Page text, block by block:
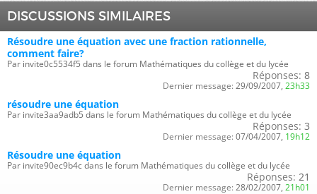
DISCUSSIONS SIMILAIRES
Résoudre une équation avec une fraction rationnelle,
comment faire?
Par invite0c5534f5 dans le forum Mathématiques du collège et du lycée
Réponses: 8
Dernier message: 29/09/2007, 23h33
résoudre une équation
Par invite3aa9adb5 dans le forum Mathématiques du collège et du lycée
Réponses: 3
Dernier message: 07/04/2007, 19h12
Résoudre une équation
Par invite90ec9b4c dans le forum Mathématiques du collège et du lycée
Réponses: 21
Dernier message: 28/02/2007, 21h01